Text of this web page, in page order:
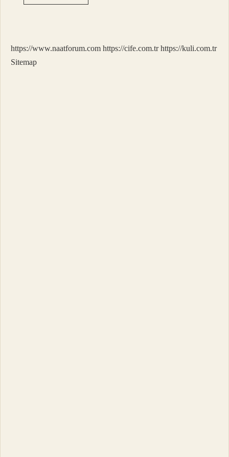
Ne
https://www.naatforum.com https://cife.com.tr https://kuli.com.tr
Sitemap